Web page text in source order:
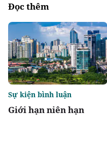
Đọc thêm
Giới hạn niên hạn
Sự kiện bình luận